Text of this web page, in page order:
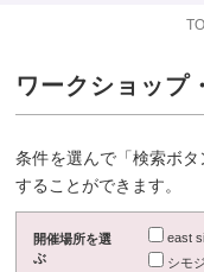
ワークショップ
条件を選んで「検索ボ
することができます。
開催場所を選
ぶ
east
シモ